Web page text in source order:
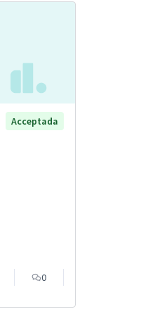
Acceptada
0